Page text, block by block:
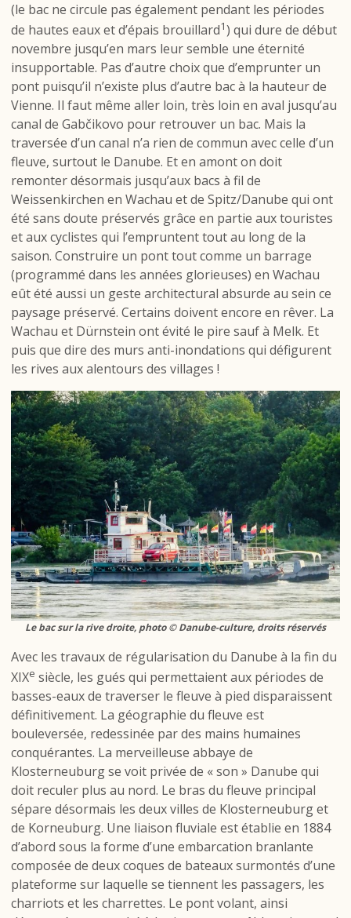
(le bac ne circule pas également pendant les périodes
de hautes eaux et d’épais brouillard1) qui dure de début
novembre jusqu’en mars leur semble une éternité
insupportable. Pas d’autre choix que d’emprunter un
pont puisqu’il n’existe plus d’autre bac à la hauteur de
Vienne. Il faut même aller loin, très loin en aval jusqu’au
canal de Gabčikovo pour retrouver un bac. Mais la
traversée d’un canal n’a rien de commun avec celle d’un
fleuve, surtout le Danube. Et en amont on doit
remonter désormais jusqu’aux bacs à fil de
Weissenkirchen en Wachau et de Spitz/Danube qui ont
été sans doute préservés grâce en partie aux touristes
et aux cyclistes qui l’empruntent tout au long de la
saison. Construire un pont tout comme un barrage
(programmé dans les années glorieuses) en Wachau
eût été aussi un geste architectural absurde au sein ce
paysage préservé. Certains doivent encore en rêver. La
Wachau et Dürnstein ont évité le pire sauf à Melk. Et
puis que dire des murs anti-inondations qui défigurent
les rives aux alentours des villages !
Le bac sur la rive droite, photo © Danube-culture, droits réservés
Avec les travaux de régularisation du Danube à la fin du
XIXe siècle, les gués qui permettaient aux périodes de
basses-eaux de traverser le fleuve à pied disparaissent
définitivement. La géographie du fleuve est
bouleversée, redessinée par des mains humaines
conquérantes. La merveilleuse abbaye de
Klosterneuburg se voit privée de « son » Danube qui
doit reculer plus au nord. Le bras du fleuve principal
sépare désormais les deux villes de Klosterneuburg et
de Korneuburg. Une liaison fluviale est établie en 1884
d’abord sous la forme d’une embarcation branlante
composée de deux coques de bateaux surmontés d’une
plateforme sur laquelle se tiennent les passagers, les
charriots et les charrettes. Le pont volant, ainsi